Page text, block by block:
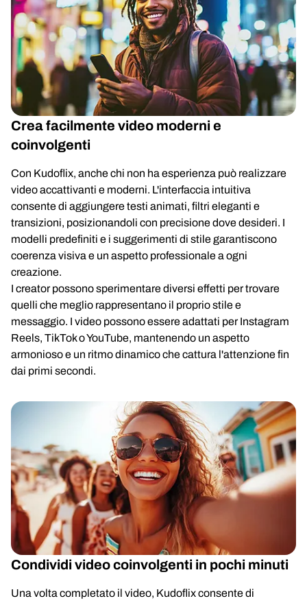
Crea facilmente video moderni e
coinvolgenti
Con Kudoflix, anche chi non ha esperienza può realizzare
video accattivanti e moderni. L'interfaccia intuitiva
consente di aggiungere testi animati, filtri eleganti e
transizioni, posizionandoli con precisione dove desideri. I
modelli predefiniti e i suggerimenti di stile garantiscono
coerenza visiva e un aspetto professionale a ogni
creazione.
I creator possono sperimentare diversi effetti per trovare
quelli che meglio rappresentano il proprio stile e
messaggio. I video possono essere adattati per Instagram
Reels, TikTok o YouTube, mantenendo un aspetto
armonioso e un ritmo dinamico che cattura l'attenzione fin
dai primi secondi.
Condividi video coinvolgenti in pochi minuti
Una volta completato il video, Kudoflix consente di